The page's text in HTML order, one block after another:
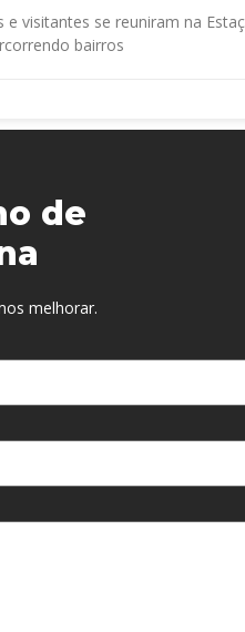
visitantes se reuniram na
bairros
de
melhorar.